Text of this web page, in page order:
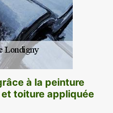
à la peinture
toiture appliquée